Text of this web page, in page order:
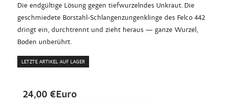
Die endgültige Lösung gegen tiefwurzelndes Unkraut. Die
geschmiedete Borstahl-Schlangenzungenklinge des Felco 442
dringt ein, durchtrennt und zieht heraus — ganze Wurzel,
Boden unberührt.
LETZTE ARTIKEL AUF LAGER
24,00 €Euro